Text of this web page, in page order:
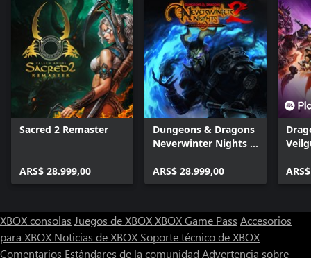
Sacred 2 Remaster
ARS$ 28.999,00
Dungeons & Dragons
Neverwinter Nights 2:
ARS$ 28.999,00
XBOX consolas Juegos de XBOXXBOX Game Pass Accesorios
para XBOX Noticias de XBOX Soporte técnico de XBOX
Comentarios Estándares de la comunidad Advertencia sobre